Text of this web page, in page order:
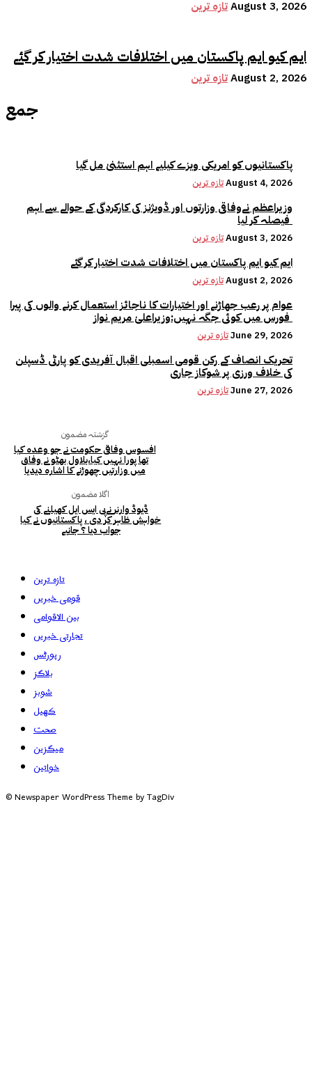
تازہ ترینAugust 3, 2026
ایم کیو ایم پاکستان میں اختلافات شدت اختیار کر گئے
تازہ ترینAugust 2, 2026
جمع
پاکستانیوں کو امریکی ویزے کیلیے اہم استثنیٰ مل گیا
تازہ ترینAugust 4, 2026
وزیراعظم نےوفاقی وزارتوں اور ڈویژنز کی کارکردگی کے حوالے سے اہم
تازہ ترینAugust 3, 2026
ایم کیو ایم پاکستان میں اختلافات شدت اختیار کر گئے
تازہ ترینAugust 2, 2026
عوام پر رعب جھاڑنے اور اختیارات کا ناجائز استعمال کرنے والوں کی پیرا
تازہ ترینJune 29, 2026
تحریک انصاف کے رکن قومی اسمبلی اقبال آفریدی کو پارٹی ڈسپلن
کی خلاف ورزی پر شوکاز جاری
تازہ ترینJune 27, 2026
گزشتہ مضمون
افسوس وفاقی حکومت نے جو وعدہ کیا
تھا پورا نہیں کیا،بلاول بھٹو نے وفاق
میں وزارتیں چھوڑنے کا اشارہ دیدیا
اگلا مضمون
ڈیوڈ وارنر نےپی ایس ایل کھیلنے کی
خواہش ظاہر کر دی ، پاکستانیوں نے کیا
جواب دیا ؟ جانیے
تازہ ترین
قومی خبریں
بین الاقوامی
تجارتی خبریں
رپورٹس
بلاگز
شوبز
کھیل
صحت
میگزین
خواتین
© Newspaper WordPress Theme by TagDiv